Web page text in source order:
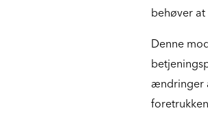
behøver
Denne
ændringer